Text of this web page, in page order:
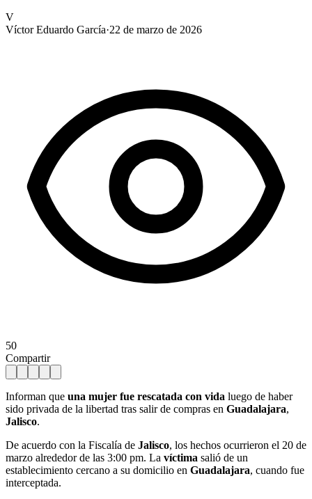
V
Víctor Eduardo García·22 de marzo de 2026
50
Compartir
Informan que una mujer fue rescatada con vida luego de haber
sido privada de la libertad tras salir de compras en Guadalajara,
Jalisco.
De acuerdo con la Fiscalía de Jalisco, los hechos ocurrieron el 20 de
marzo alrededor de las 3:00 pm. La víctima salió de un
establecimiento cercano a su domicilio en Guadalajara, cuando fue
interceptada.